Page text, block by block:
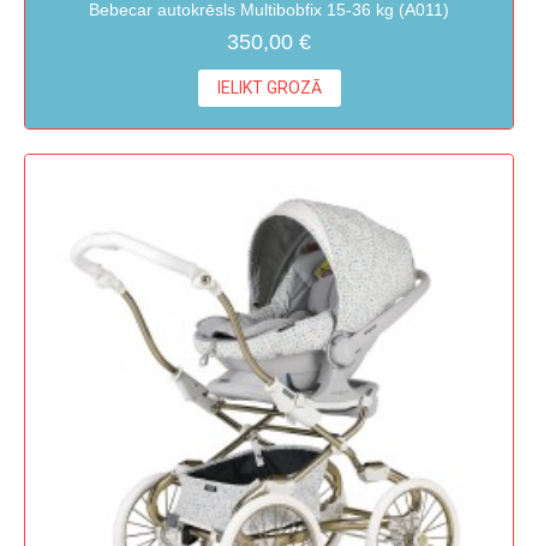
Bebecar autokrēsls Multibobfix 15-36 kg (A011)
350,00 €
IELIKT GROZĀ